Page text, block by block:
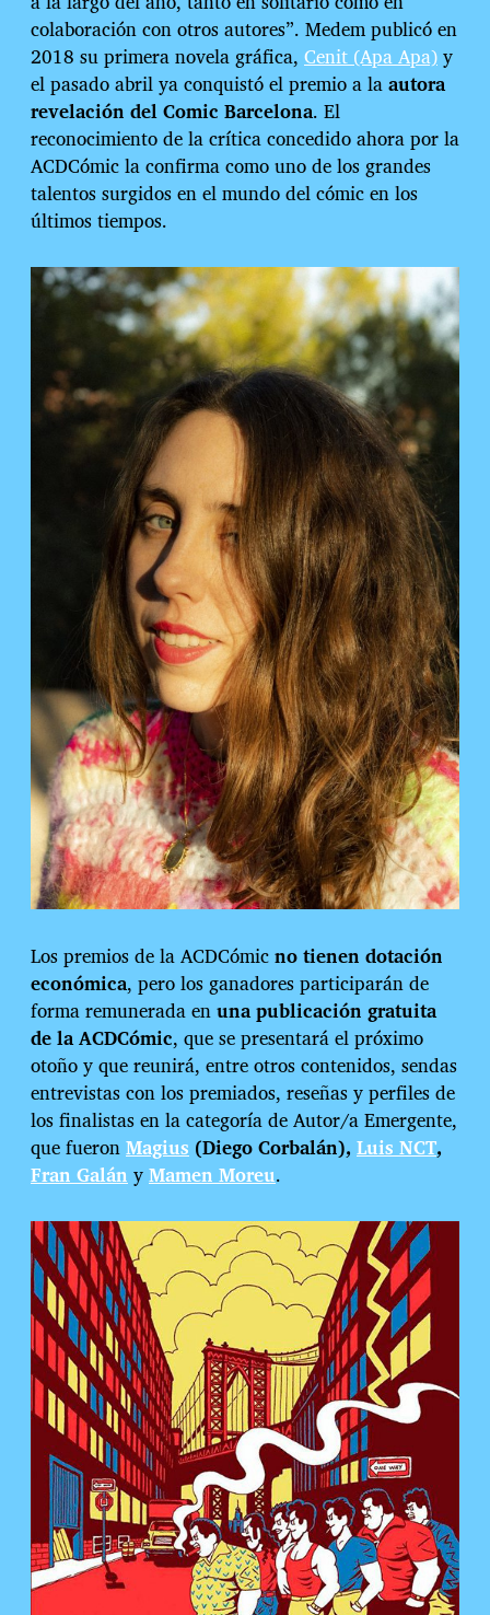
colaboración con otros autores”. Medem publicó en
2018 su primera novela gráfica, Cenit (Apa Apa)y
el pasado abril ya conquistó el premio a laautora
revelación del Comic Barcelona. El
reconocimiento de la crítica concedido ahora por la
ACDCómic la confirma como uno de los grandes
talentos surgidos en el mundo del cómic en los
últimos tiempos.
Los premios de la ACDCómicno tienen dotación
económica, pero los ganadores participarán de
forma remunerada enuna publicación gratuita
de la ACDCómic, que se presentará el próximo
otoño y que reunirá, entre otros contenidos, sendas
entrevistas con los premiados, reseñas y perfiles de
los finalistas en la categoría de Autor/a Emergente,
que fueronMagius (Diego Corbalán), Luis NCT,
Fran Galán yMamen Moreu.